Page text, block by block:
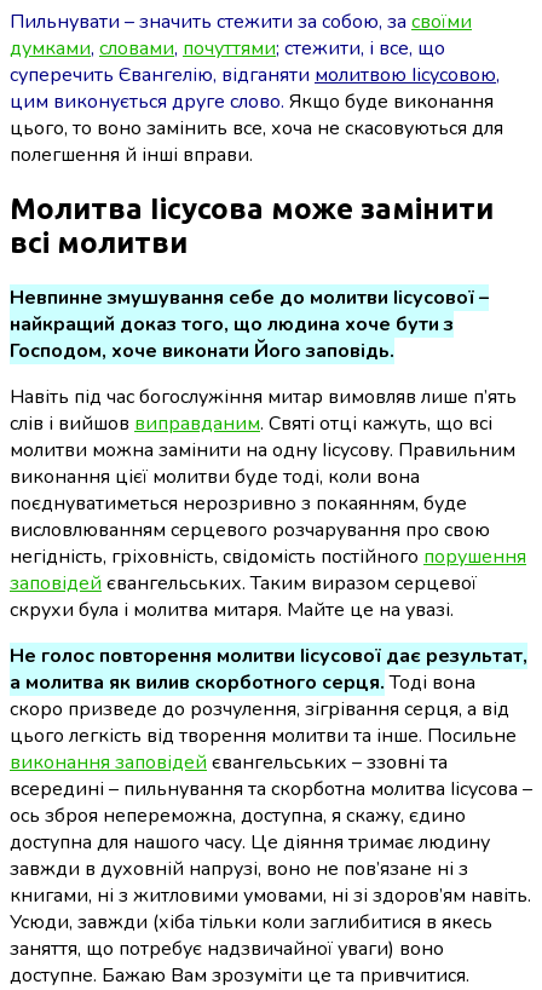
Пильнувати – значить стежити за собою, за своїми
думками, словами, почуттями; стежити, і все, що
суперечить Євангелію, відганяти молитвою Іісусовою,
цим виконується друге слово. Якщо буде виконання
цього, то воно замінить все, хоча не скасовуються для
полегшення й інші вправи.
Молитва Іісусова може замінити
всі молитви
Невпинне змушування себе до молитви Іісусової –
найкращий доказ того, що людина хоче бути з
Господом, хоче виконати Його заповідь.
Навіть під час богослужіння митар вимовляв лише п’ять
слів і вийшов виправданим. Святі отці кажуть, що всі
молитви можна замінити на одну Іісусову. Правильним
виконання цієї молитви буде тоді, коли вона
поєднуватиметься нерозривно з покаянням, буде
висловлюванням серцевого розчарування про свою
негідність, гріховність, свідомість постійного порушення
заповідей євангельських. Таким виразом серцевої
скрухи була і молитва митаря. Майте це на увазі.
Не голос повторення молитви Іісусової дає результат,
а молитва як вилив скорботного серця.Тоді вона
скоро призведе до розчулення, зігрівання серця, а від
цього легкість від творення молитви та інше. Посильне
виконання заповідей євангельських – ззовні та
всередині – пильнування та скорботна молитва Іісусова –
ось зброя непереможна, доступна, я скажу, єдино
доступна для нашого часу. Це діяння тримає людину
завжди в духовній напрузі, воно не пов’язане ні з
книгами, ні з житловими умовами, ні зі здоров’ям навіть.
Усюди, завжди (хіба тільки коли заглибитися в якесь
заняття, що потребує надзвичайної уваги) воно
доступне. Бажаю Вам зрозуміти це та привчитися.